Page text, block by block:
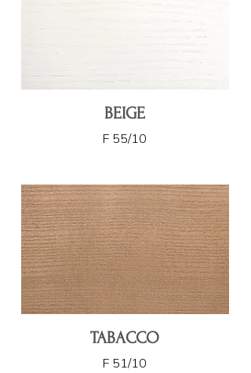
BEIGE
F 55/10
TABACCO
F 51/10